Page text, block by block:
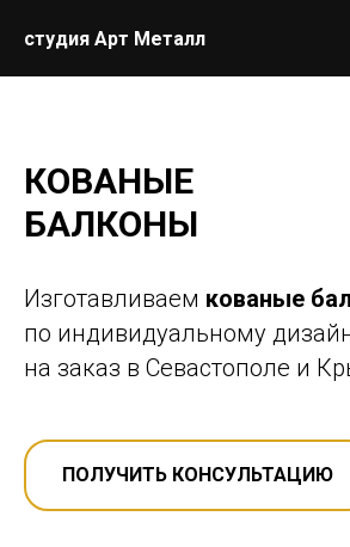
студия Арт Металл
КОВАНЫЕ
БАЛКОНЫ
Изготавливаем кованые
по индивидуальному
на заказ в Севастополе и
ПОЛУЧИТЬ КОНСУЛЬТАЦИЮ